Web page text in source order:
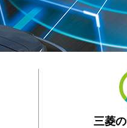
三菱